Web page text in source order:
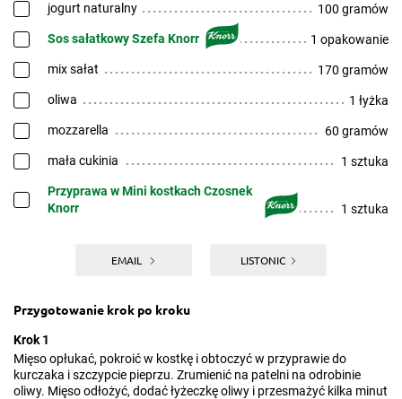
jogurt naturalny 100 gramów
Sos sałatkowy Szefa Knorr 1 opakowanie
mix sałat 170 gramów
oliwa 1 łyżka
mozzarella 60 gramów
mała cukinia 1 sztuka
Przyprawa w Mini kostkach Czosnek
Knorr
1 sztuka
EMAIL LISTONIC
Przygotowanie krok po kroku
Krok 1
Mięso opłukać, pokroić w kostkę i obtoczyć w przyprawie do
kurczaka i szczypcie pieprzu. Zrumienić na patelni na odrobinie
oliwy. Mięso odłożyć, dodać łyżeczkę oliwy i przesmażyć kilka minut